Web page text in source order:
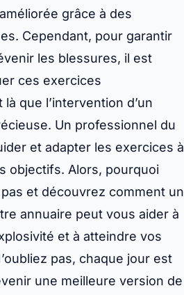
grâce à des
Cependant, pour garantir
les blessures, il est
ces exercices
que l’intervention d’un
Un professionnel du
et adapter les exercices à
objectifs. Alors, pourquoi
et découvrez comment un
annuaire peut vous aider à
et à atteindre vos
pas, chaque jour est
une meilleure version de